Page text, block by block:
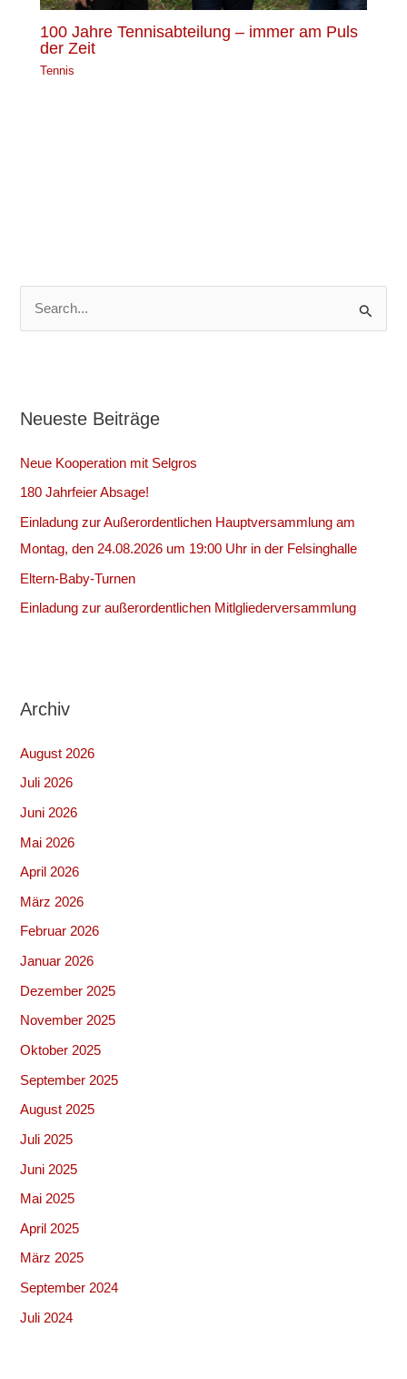
100 Jahre Tennisabteilung – immer am Puls
der Zeit
Tennis
e
n
a
c
h
:
Neueste Beiträge
Neue Kooperation mit Selgros
180 Jahrfeier Absage!
Einladung zur Außerordentlichen Hauptversammlung am
Montag, den 24.08.2026 um 19:00 Uhr in der Felsinghalle
Eltern-Baby-Turnen
Einladung zur außerordentlichen Mitlgliederversammlung
Archiv
August 2026
Juli 2026
Juni 2026
Mai 2026
April 2026
März 2026
Februar 2026
Januar 2026
Dezember 2025
November 2025
Oktober 2025
September 2025
August 2025
Juli 2025
Juni 2025
Mai 2025
April 2025
März 2025
September 2024
Juli 2024